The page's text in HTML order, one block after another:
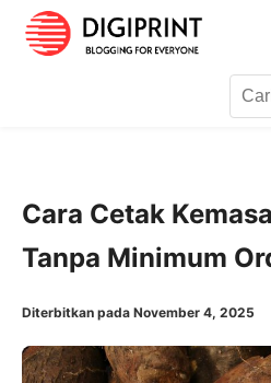
Cara Cetak
Tanpa Minimum
Diterbitkan pada November 4, 2025